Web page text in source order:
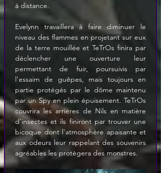
à distance.
Evelynn travaillera à faire diminuer le
niveau des flammes en projetant sur eux
de la terre mouillée et TeTrOs finira par
déclencher une ouverture leur
permettant de fuir, poursuivis par
l'essaim de guêpes, mais toujours en
partie protégés par le dôme maintenu
par un Spy en plein épuisement. TeTrOs
couvrira les arrières de Nils en matière
d'insectes et ils finiront par trouver une
bicoque dont l'atmosphère apaisante et
aux odeurs leur rappelant des souvenirs
agréables les protègera des monstres.